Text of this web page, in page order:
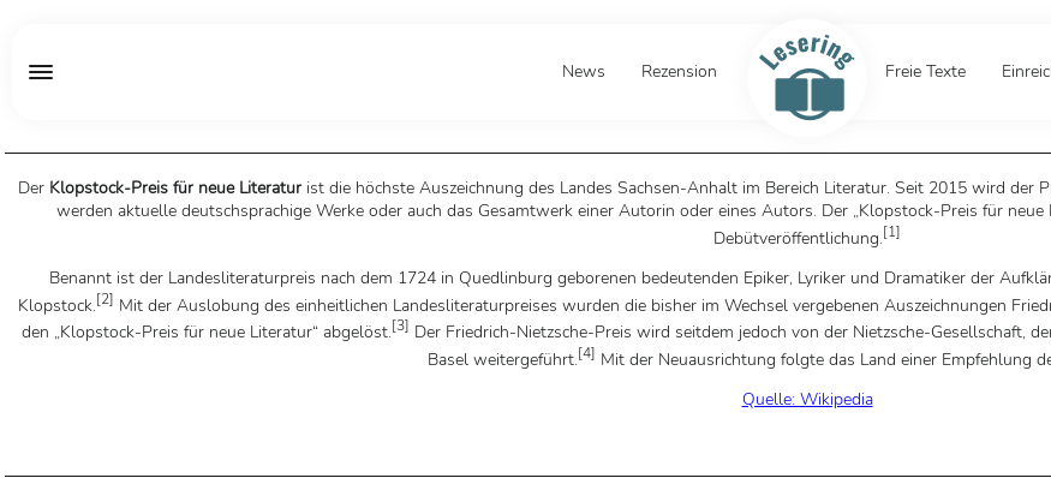
News Rezension Freie Texte
Der Klopstock-Preis für neue Literatur ist die höchste Auszeichnung des Landes Sachsen-Anhalt im Bereich Literatur. Seit 2015 wird der
werden aktuelle deutschsprachige Werke oder auch das Gesamtwerk einer Autorin oder eines Autors. Der „Klopstock-Preis für
Debütveröffentlichung.[1]
Benannt ist der Landesliteraturpreis nach dem 1724 in Quedlinburg geborenen bedeutenden Epiker, Lyriker und Dramatiker der
Klopstock.[2] Mit der Auslobung des einheitlichen Landesliteraturpreises wurden die bisher im Wechsel vergebenen Auszeichnungen
den „Klopstock-Preis für neue Literatur“ abgelöst.[3] Der Friedrich-Nietzsche-Preis wird seitdem jedoch von der Nietzsche-Gesellschaft,
Basel weitergeführt.[4] Mit der Neuausrichtung folgte das Land einer Empfehlung
Quelle: Wikipedia